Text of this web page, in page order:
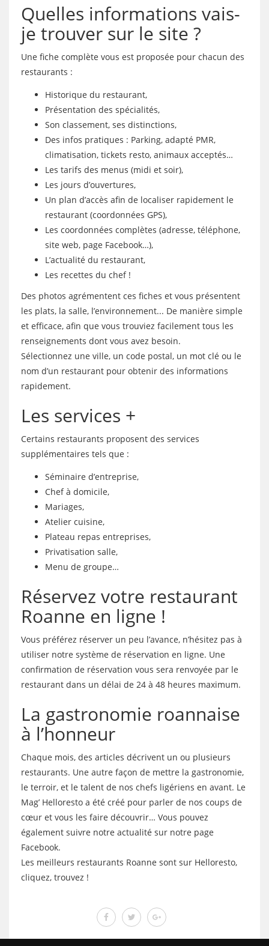
Quelles informations vais-
je trouver sur le site ?
Une fiche complète vous est proposée pour chacun des
restaurants :
Historique du restaurant,
Présentation des spécialités,
Son classement, ses distinctions,
Des infos pratiques : Parking, adapté PMR,
climatisation, tickets resto, animaux acceptés…
Les tarifs des menus (midi et soir),
Les jours d’ouvertures,
Un plan d’accès afin de localiser rapidement le
restaurant (coordonnées GPS),
Les coordonnées complètes (adresse, téléphone,
site web, page Facebook…),
L’actualité du restaurant,
Les recettes du chef !
Des photos agrémentent ces fiches et vous présentent
les plats, la salle, l’environnement... De manière simple
et efficace, afin que vous trouviez facilement tous les
renseignements dont vous avez besoin.
Sélectionnez une ville, un code postal, un mot clé ou le
nom d’un restaurant pour obtenir des informations
rapidement.
Les services +
Certains restaurants proposent des services
supplémentaires tels que :
Séminaire d’entreprise,
Chef à domicile,
Mariages,
Atelier cuisine,
Plateau repas entreprises,
Privatisation salle,
Menu de groupe…
Réservez votre restaurant
Roanne en ligne !
Vous préférez réserver un peu l’avance, n’hésitez pas à
utiliser notre système de réservation en ligne. Une
confirmation de réservation vous sera renvoyée par le
restaurant dans un délai de 24 à 48 heures maximum.
La gastronomie roannaise
à l’honneur
Chaque mois, des articles décrivent un ou plusieurs
restaurants. Une autre façon de mettre la gastronomie,
le terroir, et le talent de nos chefs ligériens en avant. Le
Mag’ Helloresto a été créé pour parler de nos coups de
cœur et vous les faire découvrir… Vous pouvez
également suivre notre actualité sur notre page
Facebook.
Les meilleurs restaurants Roanne sont sur Helloresto,
cliquez, trouvez !